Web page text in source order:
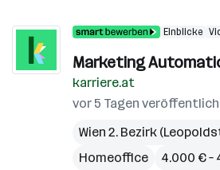
Einblicke
Marketing
karriere.at
vor 5 Tagen
Wien 2. Bezirk
Homeoffice
4.000 € –